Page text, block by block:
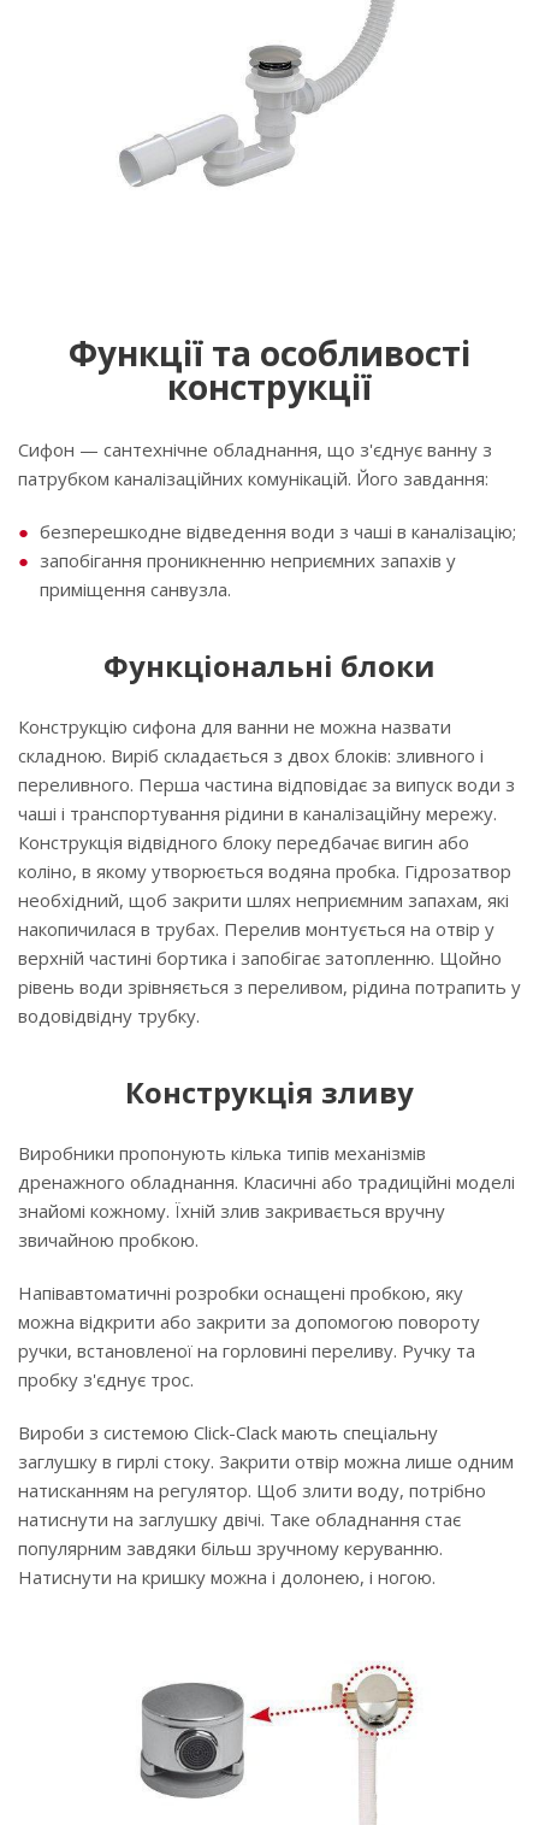
Функції та особливості
конструкції
Сифон — сантехнічне обладнання, що з'єднує ванну з
патрубком каналізаційних комунікацій. Його завдання:
безперешкодне відведення води з чаші в каналізацію;
запобігання проникненню неприємних запахів у
приміщення санвузла.
Функціональні блоки
Конструкцію сифона для ванни не можна назвати
складною. Виріб складається з двох блоків: зливного і
переливного. Перша частина відповідає за випуск води з
чаші і транспортування рідини в каналізаційну мережу.
Конструкція відвідного блоку передбачає вигин або
коліно, в якому утворюється водяна пробка. Гідрозатвор
необхідний, щоб закрити шлях неприємним запахам, які
накопичилася в трубах. Перелив монтується на отвір у
верхній частині бортика і запобігає затопленню. Щойно
рівень води зрівняється з переливом, рідина потрапить у
водовідвідну трубку.
Конструкція зливу
Виробники пропонують кілька типів механізмів
дренажного обладнання. Класичні або традиційні моделі
знайомі кожному. Їхній злив закривається вручну
звичайною пробкою.
Напівавтоматичні розробки оснащені пробкою, яку
можна відкрити або закрити за допомогою повороту
ручки, встановленої на горловині переливу. Ручку та
пробку з'єднує трос.
Вироби з системою Click-Clack мають спеціальну
заглушку в гирлі стоку. Закрити отвір можна лише одним
натисканням на регулятор. Щоб злити воду, потрібно
натиснути на заглушку двічі. Таке обладнання стає
популярним завдяки більш зручному керуванню.
Натиснути на кришку можна і долонею, і ногою.